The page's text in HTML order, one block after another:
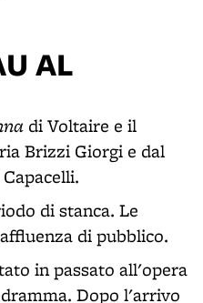
AL
di Voltaire e il
Brizzi Giorgi e dal
di stanca. Le
di pubblico.
in passato all'opera
Dopo l'arrivo